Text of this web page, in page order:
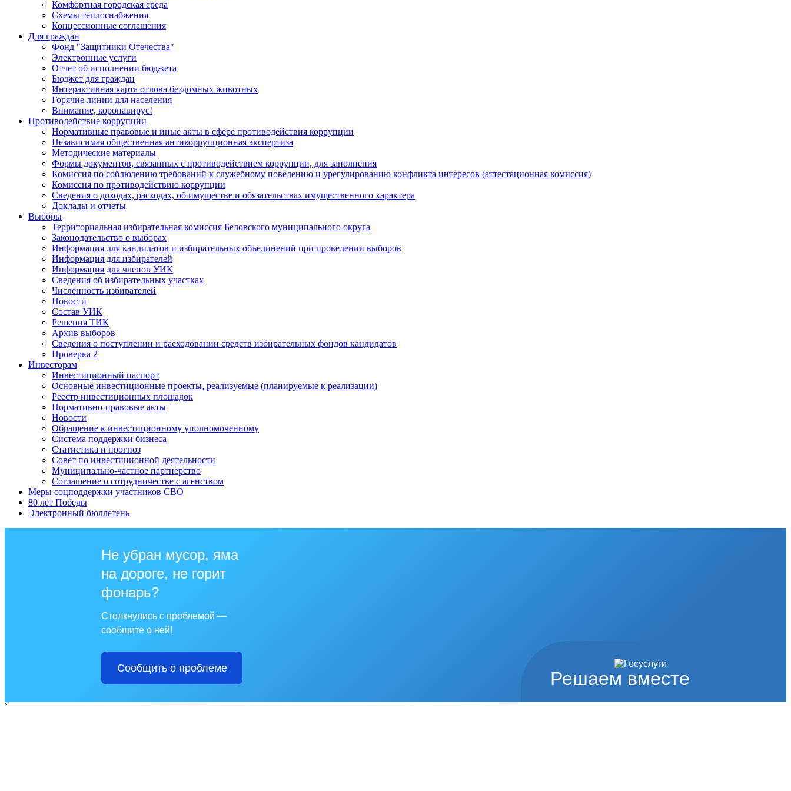
Комфортная городская среда
Схемы теплоснабжения
Концессионные соглашения
Для граждан
Фонд "Защитники Отечества"
Электронные услуги
Отчет об исполнении бюджета
Бюджет для граждан
Интерактивная карта отлова бездомных животных
Горячие линии для населения
Внимание, коронавирус!
Противодействие коррупции
Нормативные правовые и иные акты в сфере противодействия коррупции
Независимая общественная антикоррупционная экспертиза
Методические материалы
Формы документов, связанных с противодействием коррупции, для заполнения
Комиссия по соблюдению требований к служебному поведению и урегулированию конфликта интересов (аттестационная комиссия)
Комиссия по противодействию коррупции
Сведения о доходах, расходах, об имуществе и обязательствах имущественного характера
Доклады и отчеты
Выборы
Территориальная избирательная комиссия Беловского муниципального округа
Законодательство о выборах
Информация для кандидатов и избирательных объединений при проведении выборов
Информация для избирателей
Информация для членов УИК
Сведения об избирательных участках
Численность избирателей
Новости
Состав УИК
Решения ТИК
Архив выборов
Сведения о поступлении и расходовании средств избирательных фондов кандидатов
Проверка 2
Инвесторам
Инвестиционный паспорт
Основные инвестиционные проекты, реализуемые (планируемые к реализации)
Реестр инвестиционных площадок
Нормативно-правовые акты
Новости
Обращение к инвестиционному уполномоченному
Система поддержки бизнеса
Статистика и прогноз
Совет по инвестиционной деятельности
Муниципально-частное партнерство
Соглашение о сотрудничестве с агенством
Меры соцподдержки участников СВО
80 лет Победы
Электронный бюллетень
Решаем вместе
Не убран мусор, яма
на дороге, не горит
фонарь?
Столкнулись с проблемой —
сообщите о ней!
Сообщить о проблеме
`